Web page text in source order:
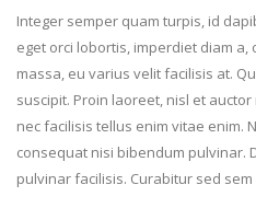
Integer semper quam turpis, id
eget orci lobortis, imperdiet diam
massa, eu varius velit facilisis at.
suscipit. Proin laoreet, nisl et
nec facilisis tellus enim vitae enim.
consequat nisi bibendum pulvinar.
pulvinar facilisis. Curabitur sed sem